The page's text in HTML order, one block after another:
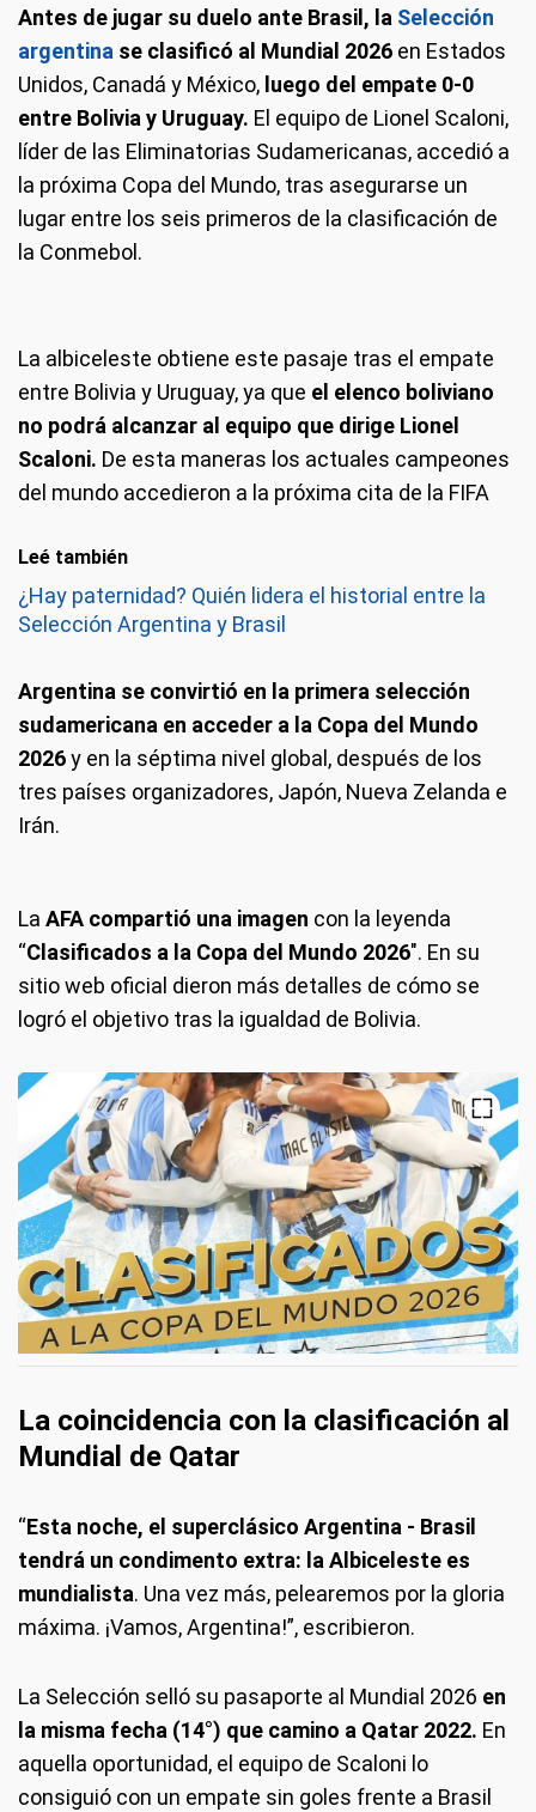
Antes de jugar su duelo ante Brasil, la Selección
argentina se clasificó al Mundial 2026 en Estados
Unidos, Canadá y México, luego del empate 0-0
entre Bolivia y Uruguay. El equipo de Lionel Scaloni,
líder de las Eliminatorias Sudamericanas, accedió a
la próxima Copa del Mundo, tras asegurarse un
lugar entre los seis primeros de la clasificación de
la Conmebol.
La albiceleste obtiene este pasaje tras el empate
entre Bolivia y Uruguay, ya que el elenco boliviano
no podrá alcanzar al equipo que dirige Lionel
Scaloni. De esta maneras los actuales campeones
del mundo accedieron a la próxima cita de la FIFA
Leé también
¿Hay paternidad? Quién lidera el historial entre la
Selección Argentina y Brasil
Argentina se convirtió en la primera selección
sudamericana en acceder a la Copa del Mundo
2026y en la séptima nivel global, después de los
tres países organizadores, Japón, Nueva Zelanda e
Irán.
La AFA compartió una imagen con la leyenda
“Clasificados a la Copa del Mundo 2026″. En su
sitio web oficial dieron más detalles de cómo se
logró el objetivo tras la igualdad de Bolivia.
La coincidencia con la clasificación al
Mundial de Qatar
“Esta noche, el superclásico Argentina - Brasil
tendrá un condimento extra: la Albiceleste es
mundialista. Una vez más, pelearemos por la gloria
máxima. ¡Vamos, Argentina!”, escribieron.
La Selección selló su pasaporte al Mundial 2026 en
la misma fecha (14°) que camino a Qatar 2022. En
aquella oportunidad, el equipo de Scaloni lo
consiguió con un empate sin goles frente a Brasil